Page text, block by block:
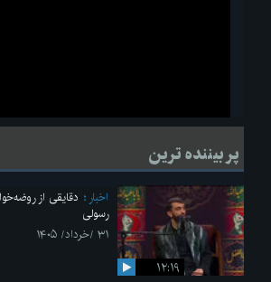
لحظاتی از قرائت زیارت اربعین امام حسین(ع) در
پر بیننده ترین
۱۲:۱۹
اخبار
دقایقی از
رسولی
۳۱ /خرداد/ ۱۴۰۵